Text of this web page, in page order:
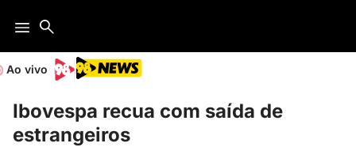
Ao vivo
Ibovespa recua com saída de
estrangeiros